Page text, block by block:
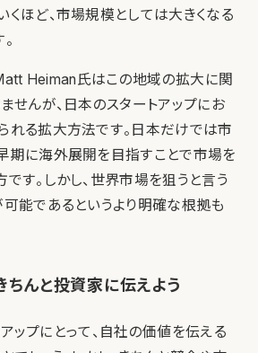
くほど、市場規模としては大きくなる
Heiman氏はこの地域の拡大に関
せんが、日本のスタートアップにお
れる拡大方法です。日本だけでは市
期に海外展開を目指すことで市場を
す。しかし、世界市場を狙うと言う
可能であるというより明確な根拠も
んと投資家に伝えよう
ップにとって、自社の価値を伝える